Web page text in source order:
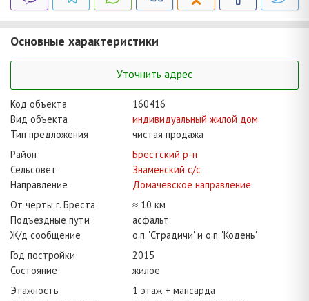
Основные характеристики
Уточнить адрес
Код объекта
160416
Вид объекта
индивидуальный жилой дом
Тип предложения
чистая продажа
Район
Брестский р-н
Сельсовет
Знаменский с/с
Направление
Домачевское направление
От черты г. Бреста
≈ 10 км
Подъездные пути
асфальт
Ж/д сообщение
о.п. 'Страдичи' и о.п. 'Кодень'
Год постройки
2015
Состояние
жилое
Этажность
1 этаж + мансарда